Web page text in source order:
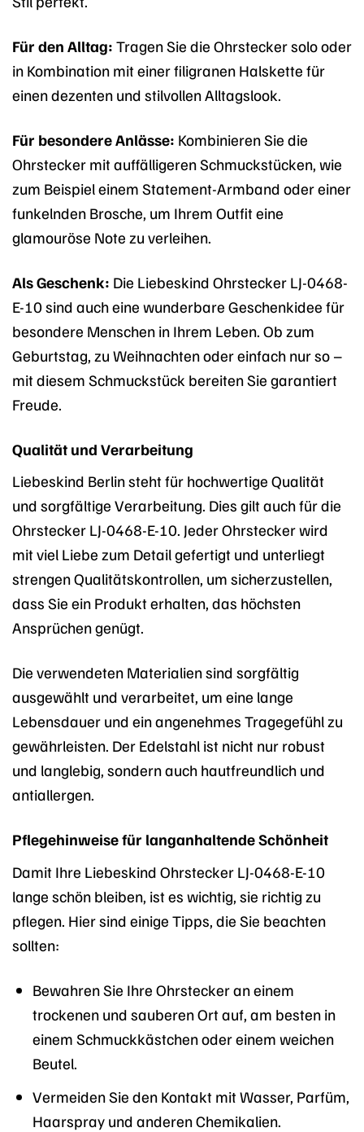
Für den Alltag: Tragen Sie die Ohrstecker solo oder
in Kombination mit einer filigranen Halskette für
einen dezenten und stilvollen Alltagslook.
Für besondere Anlässe: Kombinieren Sie die
Ohrstecker mit auffälligeren Schmuckstücken, wie
zum Beispiel einem Statement-Armband oder einer
funkelnden Brosche, um Ihrem Outfit eine
glamouröse Note zu verleihen.
Als Geschenk: Die Liebeskind Ohrstecker LJ-0468-
E-10 sind auch eine wunderbare Geschenkidee für
besondere Menschen in Ihrem Leben. Ob zum
Geburtstag, zu Weihnachten oder einfach nur so –
mit diesem Schmuckstück bereiten Sie garantiert
Freude.
Qualität und Verarbeitung
Liebeskind Berlin steht für hochwertige Qualität
und sorgfältige Verarbeitung. Dies gilt auch für die
Ohrstecker LJ-0468-E-10. Jeder Ohrstecker wird
mit viel Liebe zum Detail gefertigt und unterliegt
strengen Qualitätskontrollen, um sicherzustellen,
dass Sie ein Produkt erhalten, das höchsten
Ansprüchen genügt.
Die verwendeten Materialien sind sorgfältig
ausgewählt und verarbeitet, um eine lange
Lebensdauer und ein angenehmes Tragegefühl zu
gewährleisten. Der Edelstahl ist nicht nur robust
und langlebig, sondern auch hautfreundlich und
antiallergen.
Pflegehinweise für langanhaltende Schönheit
Damit Ihre Liebeskind Ohrstecker LJ-0468-E-10
lange schön bleiben, ist es wichtig, sie richtig zu
pflegen. Hier sind einige Tipps, die Sie beachten
sollten:
Bewahren Sie Ihre Ohrstecker an einem
trockenen und sauberen Ort auf, am besten in
einem Schmuckkästchen oder einem weichen
Beutel.
Vermeiden Sie den Kontakt mit Wasser, Parfüm,
Haarspray und anderen Chemikalien.